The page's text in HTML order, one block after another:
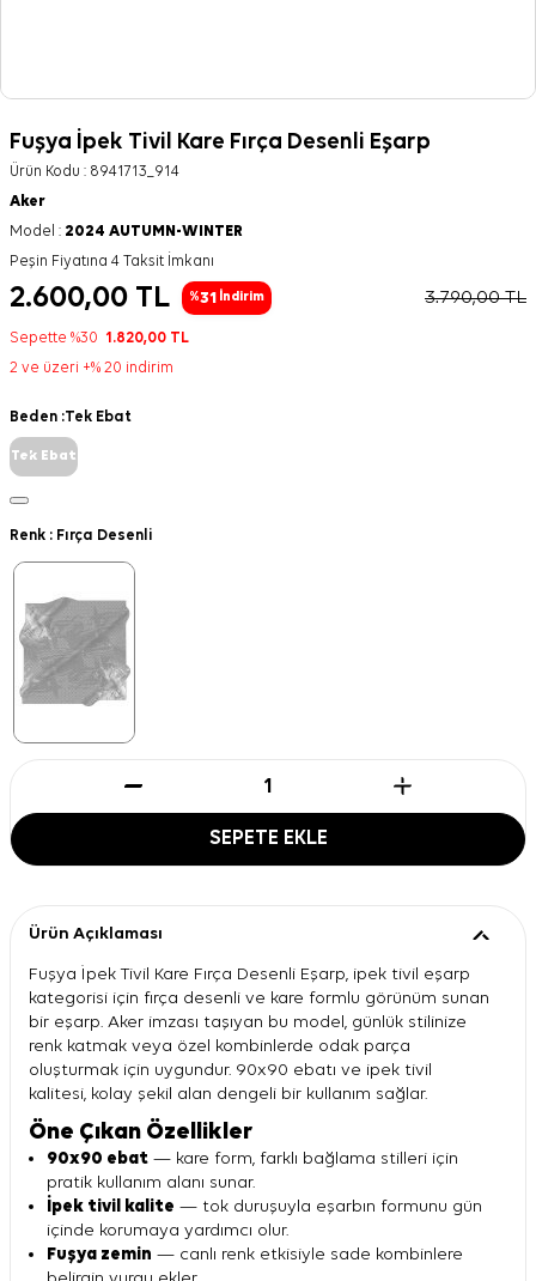
Fuşya İpek Tivil Kare Fırça Desenli Eşarp
Ürün Kodu : 8941713_914
Aker
Model : 2024 AUTUMN-WINTER
Peşin Fiyatına 4 Taksit İmkanı
2.600,00 TL %31 İndirim 3.790,00TL
Sepette %30 1.820,00 TL
2 ve üzeri +% 20 indirim
Beden :Tek Ebat
Tek Ebat
Renk : Fırça Desenli
SEPETE EKLE
Ürün Açıklaması
Fuşya İpek Tivil Kare Fırça Desenli Eşarp, ipek tivil eşarp
kategorisi için fırça desenli ve kare formlu görünüm sunan
bir eşarp. Aker imzası taşıyan bu model, günlük stilinize
renk katmak veya özel kombinlerde odak parça
oluşturmak için uygundur. 90x90 ebatı ve ipek tivil
kalitesi, kolay şekil alan dengeli bir kullanım sağlar.
Öne Çıkan Özellikler
90x90 ebat — kare form, farklı bağlama stilleri için
pratik kullanım alanı sunar.
İpek tivil kalite — tok duruşuyla eşarbın formunu gün
içinde korumaya yardımcı olur.
Fuşya zemin — canlı renk etkisiyle sade kombinlere